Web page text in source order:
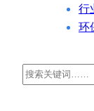
行
环
Search